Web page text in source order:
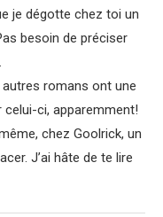
je dégotte chez toi un
besoin de préciser
romans ont une
celui-ci, apparemment!
chez Goolrick, un
J’ai hâte de te lire